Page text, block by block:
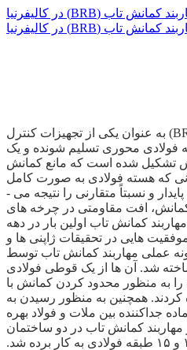
مهاربند کمانش تاب (BRB) به عنوان یکی از تجهیزات کنترل
فولادی محوری تسلیم شونده و یک
تشکیل شده است که مانع کمانش
که هسته فولادی به صورت کامل
تسلیم شود، رفتار هیسترسیس پایدار و نسبتاً متقارنی را نتیجه می ­
افت مقاومتی در چرخه ­های
کمانش تاب اولین بار در دهه
موفقیت­ هایی در تحقیقات ژاپنی ­ها و
عملی مهاربند کمانش تاب توسط
شد. آن­ ها از یک قوطی فولادی
به منظور محدود کردن کمانش با
کردند. همچنین به منظور رسیدن به
جداکننده بین ملات و فولاد بهره
این نوع از مهاربند کمانش تاب در دو ساختمان